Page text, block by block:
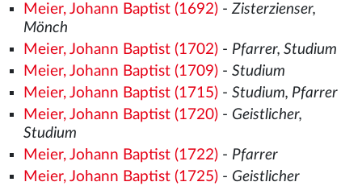
Meier, Johann Baptist (1692)- Zisterzienser,
Mönch
Meier, Johann Baptist (1702)- Pfarrer, Studium
Meier, Johann Baptist (1709)- Studium
Meier, Johann Baptist (1715)- Studium, Pfarrer
Meier, Johann Baptist (1720)- Geistlicher,
Studium
Meier, Johann Baptist (1722)- Pfarrer
Meier, Johann Baptist (1725)- Geistlicher